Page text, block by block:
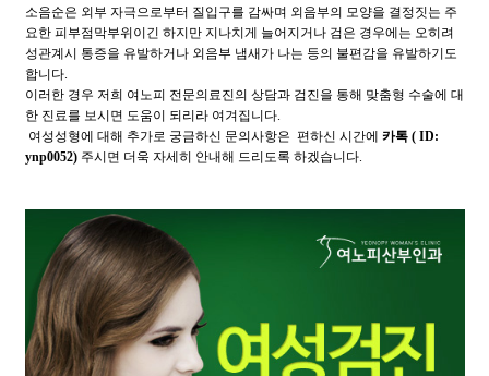
소음순은 외부 자극으로부터 질입구를 감싸며 외음부의 모양을 결정짓는 주
요한 피부점막부위이긴 하지만 지나치게 늘어지거나 검은 경우에는 오히려
성관계시 통증을 유발하거나 외음부 냄새가 나는 등의 불편감을 유발하기도
합니다.
이러한 경우 저희 여노피 전문의료진의 상담과 검진을 통해 맞춤형 수술에 대
한 진료를 보시면 도움이 되리라 여겨집니다.
여성성형에 대해 추가로 궁금하신 문의사항은 편하신 시간에 카톡 ( ID:
ynp0052)주시면 더욱 자세히 안내해 드리도록 하겠습니다.